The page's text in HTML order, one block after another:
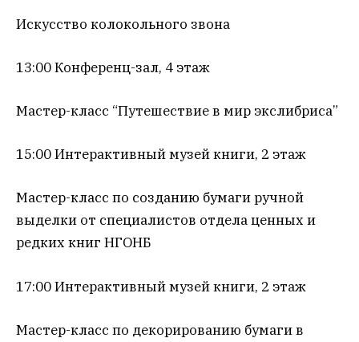
Искусство колокольного звона
13:00 Конференц-зал, 4 этаж
Мастер-класс “Путешествие в мир экслибриса”
15:00 Интерактивный музей книги, 2 этаж
Мастер-класс по созданию бумаги ручной
выделки от специалистов отдела ценных и
редких книг НГОНБ
17:00 Интерактивный музей книги, 2 этаж
Мастер-класс по декорированию бумаги в